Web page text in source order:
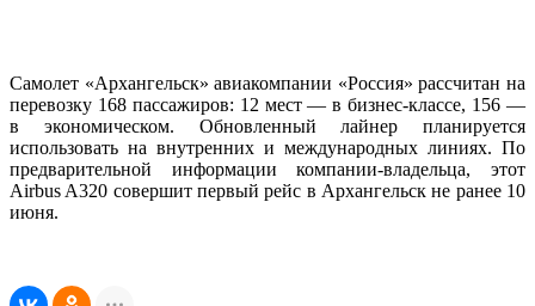
Самолет «Архангельск» авиакомпании «Россия» рассчитан на
перевозку 168 пассажиров: 12 мест — в бизнес-классе, 156 —
в экономическом. Обновленный лайнер планируется
использовать на внутренних и международных линиях. По
предварительной информации компании-владельца, этот
Airbus A320 совершит первый рейс в Архангельск не ранее 10
июня.